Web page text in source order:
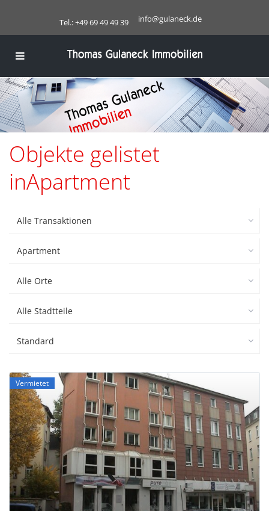
Tel.: +49 69 49 49 39 info@gulaneck.de
Objekte gelistet
inApartment
Alle Transaktionen
Apartment
Alle Orte
Alle Stadtteile
Standard
Vermietet